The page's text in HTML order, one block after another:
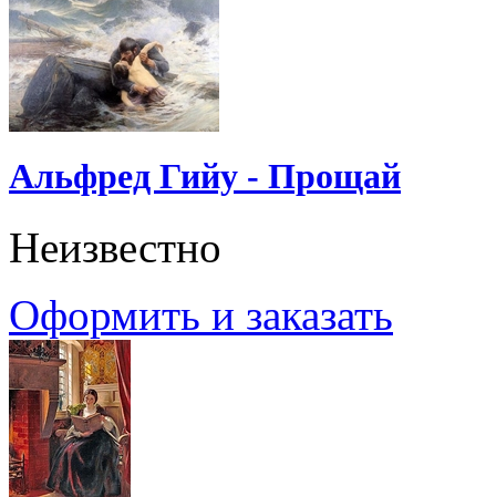
Альфред Гийу - Прощай
Неизвестно
Оформить и заказать